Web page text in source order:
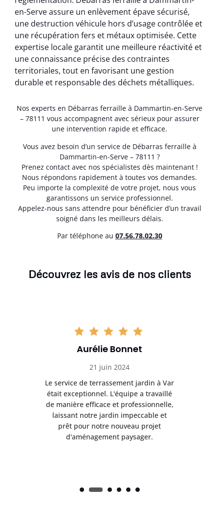
en-Serve assure un enlèvement épave sécurisé,
une destruction véhicule hors d’usage contrôlée et
une récupération fers et métaux optimisée. Cette
expertise locale garantit une meilleure réactivité et
une connaissance précise des contraintes
territoriales, tout en favorisant une gestion
durable et responsable des déchets métalliques.
Nos experts en Débarras ferraille à Dammartin-en-Serve
– 78111 vous accompagnent avec sérieux pour assurer
une intervention rapide et efficace.
Vous avez besoin d’un service de Débarras ferraille à
Dammartin-en-Serve – 78111 ?
Prenez contact avec nos spécialistes dès maintenant !
Nous répondons rapidement à toutes vos demandes.
Peu importe la complexité de votre projet, nous vous
garantissons un service professionnel.
Appelez-nous sans attendre pour bénéficier d’un travail
soigné dans les meilleurs délais.
Par téléphone au 07.56.78.02.30
Découvrez les avis de nos clients
Aurélie Bonnet
21 juin 2024
Le service de terrassement jardin à Var
était exceptionnel. L'équipe a travaillé
de manière efficace et professionnelle,
laissant notre jardin impeccable et
prêt pour notre nouveau projet
d'aménagement paysager.